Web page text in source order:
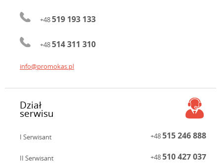
+48519 193 133
+48514 311 310
info@promokas.pl
Dział
serwisu
I Serwisant +48515 246 888
II Serwisant +48510 427 037